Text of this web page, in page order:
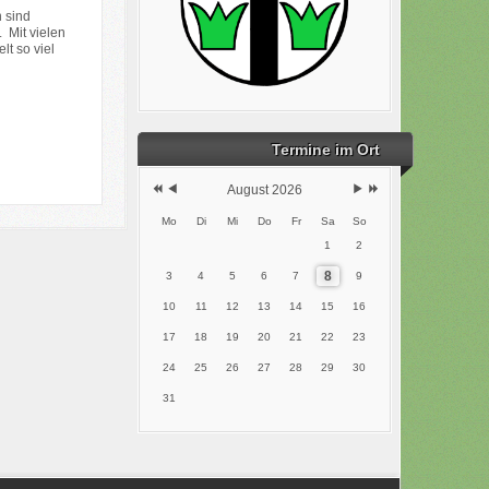
sind
Mit vielen
so viel
Termine im Ort
August 2026
Mo Di Mi Do Fr Sa
So
1
2
3 4 5 6 7 8 9
10 11 12 13 14 15 16
17 18 19 20 21 22 23
24 25 26 27 28 29 30
31